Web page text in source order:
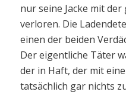
nur seine Jacke mit
verloren. Die
einen der beiden
Der eigentliche Täter
der in Haft, der mit
tatsächlich gar nichts